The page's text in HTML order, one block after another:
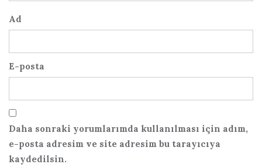
Ad
E-posta
Daha sonraki yorumlarımda kullanılması için adım,
e-posta adresim ve site adresim bu tarayıcıya
kaydedilsin.